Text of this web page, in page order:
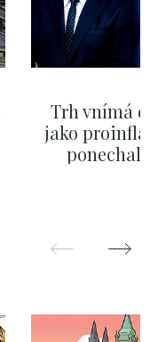
Trh vnímá
jako
ponechali